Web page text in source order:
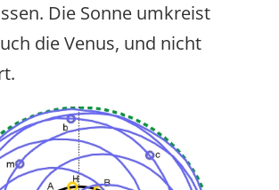
Die Sonne umkreist
die Venus, und nicht